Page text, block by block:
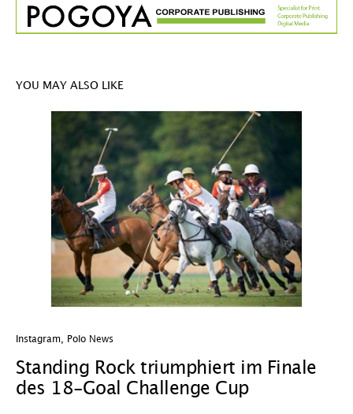
YOU MAY ALSO LIKE
Instagram, Polo News
Standing Rock triumphiert im Finale
des 18-Goal Challenge Cup